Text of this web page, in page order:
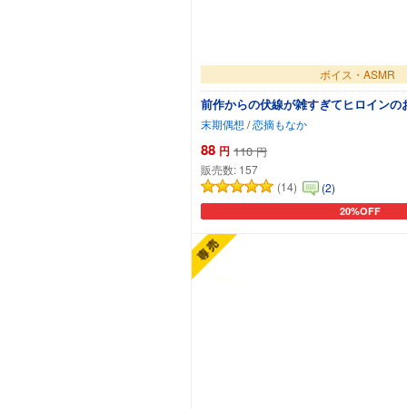
ボイス・ASMR
前作からの伏線が雑すぎてヒロインの
末期偶想 /恋摘もなか
88 円 110 円
販売数: 157
(14)
(2)
20%OFF
カートに追加